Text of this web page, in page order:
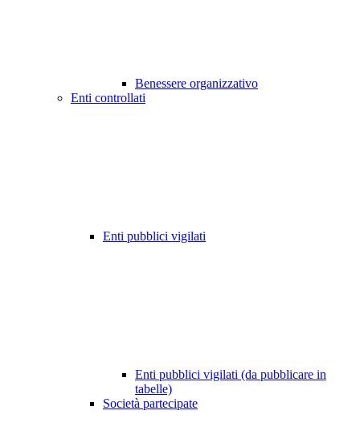
Benessere organizzativo
Enti controllati
Enti pubblici vigilati
Enti pubblici vigilati (da pubblicare in
tabelle)
Società partecipate